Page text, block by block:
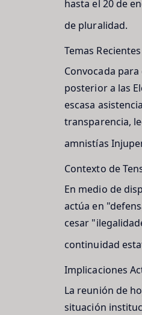
hasta el 20 de
de pluralidad.
Temas
Convocada
posterior a las
escasa
transparencia,
amnistías
Contexto de
En medio de
actúa en
cesar
continuidad
Implicaciones
La reunión de
situación